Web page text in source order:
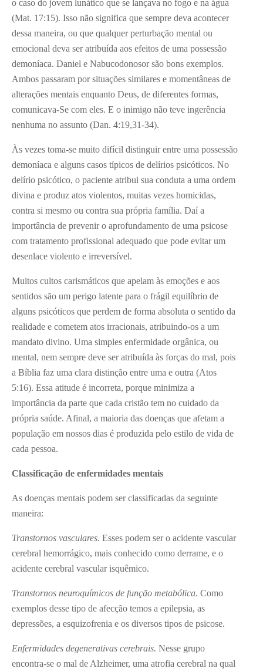
o caso do jovem lunático que se lançava no fogo e na água
(Mat. 17:15). Isso não significa que sempre deva acontecer
dessa maneira, ou que qualquer perturbação mental ou
emocional deva ser atribuída aos efeitos de uma possessão
demoníaca. Daniel e Nabucodonosor são bons exemplos.
Ambos passaram por situações similares e momentâneas de
alterações mentais enquanto Deus, de diferentes formas,
comunicava-Se com eles. E o inimigo não teve ingerência
nenhuma no assunto (Dan. 4:19,31-34).
Às vezes toma-se muito difícil distinguir entre uma possessão
demoníaca e alguns casos típicos de delírios psicóticos. No
delírio psicótico, o paciente atribui sua conduta a uma ordem
divina e produz atos violentos, muitas vezes homicidas,
contra si mesmo ou contra sua própria família. Daí a
importância de prevenir o aprofundamento de uma psicose
com tratamento profissional adequado que pode evitar um
desenlace violento e irreversível.
Muitos cultos carismáticos que apelam às emoções e aos
sentidos são um perigo latente para o frágil equilíbrio de
alguns psicóticos que perdem de forma absoluta o sentido da
realidade e cometem atos irracionais, atribuindo-os a um
mandato divino. Uma simples enfermidade orgânica, ou
mental, nem sempre deve ser atribuída às forças do mal, pois
a Bíblia faz uma clara distinção entre uma e outra (Atos
5:16). Essa atitude é incorreta, porque minimiza a
importância da parte que cada cristão tem no cuidado da
própria saúde. Afinal, a maioria das doenças que afetam a
população em nossos dias é produzida pelo estilo de vida de
cada pessoa.
Classificação de enfermidades mentais
As doenças mentais podem ser classificadas da seguinte
maneira:
Transtornos vasculares. Esses podem ser o acidente vascular
cerebral hemorrágico, mais conhecido como derrame, e o
acidente cerebral vascular isquêmico.
Transtornos neuroquímicos de função metabólica. Como
exemplos desse tipo de afecção temos a epilepsia, as
depressões, a esquizofrenia e os diversos tipos de psicose.
Enfermidades degenerativas cerebrais. Nesse grupo
encontra-se o mal de Alzheimer, uma atrofia cerebral na qual